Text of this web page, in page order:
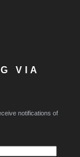
VIA
notifications of